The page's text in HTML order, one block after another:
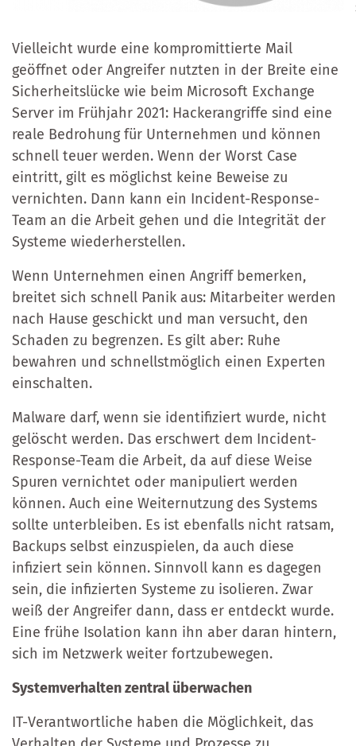
Vielleicht wurde eine kompromittierte Mail
geöffnet oder Angreifer nutzten in der Breite eine
Sicherheitslücke wie beim Microsoft Exchange
Server im Frühjahr 2021: Hackerangriffe sind eine
reale Bedrohung für Unternehmen und können
schnell teuer werden. Wenn der Worst Case
eintritt, gilt es möglichst keine Beweise zu
vernichten. Dann kann ein Incident-Response-
Team an die Arbeit gehen und die Integrität der
Systeme wiederherstellen.
Wenn Unternehmen einen Angriff bemerken,
breitet sich schnell Panik aus: Mitarbeiter werden
nach Hause geschickt und man versucht, den
Schaden zu begrenzen. Es gilt aber: Ruhe
bewahren und schnellstmöglich einen Experten
einschalten.
Malware darf, wenn sie identifiziert wurde, nicht
gelöscht werden. Das erschwert dem Incident-
Response-Team die Arbeit, da auf diese Weise
Spuren vernichtet oder manipuliert werden
können. Auch eine Weiternutzung des Systems
sollte unterbleiben. Es ist ebenfalls nicht ratsam,
Backups selbst einzuspielen, da auch diese
infiziert sein können. Sinnvoll kann es dagegen
sein, die infizierten Systeme zu isolieren. Zwar
weiß der Angreifer dann, dass er entdeckt wurde.
Eine frühe Isolation kann ihn aber daran hintern,
sich im Netzwerk weiter fortzubewegen.
Systemverhalten zentral überwachen
IT-Verantwortliche haben die Möglichkeit, das